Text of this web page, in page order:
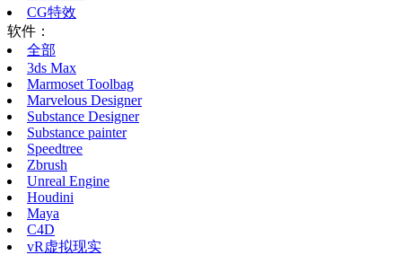
CG特效
软件：
全部
3ds Max
Marmoset Toolbag
Marvelous Designer
Substance Designer
Substance painter
Speedtree
Zbrush
Unreal Engine
Houdini
Maya
C4D
vR虚拟现实